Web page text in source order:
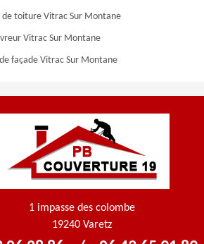
de toiture Vitrac Sur Montane
Vitrac Sur Montane
façade Vitrac Sur Montane
1 impasse des colombe
19240 Varetz